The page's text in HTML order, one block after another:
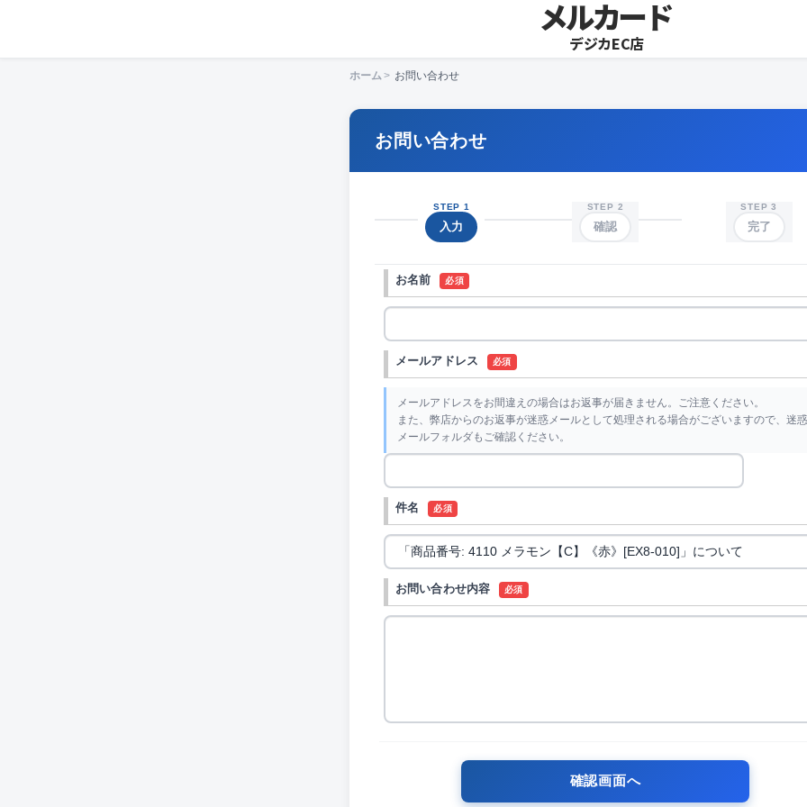
メルカード
デジカEC店
ホーム> お問い合わせ
お問い合わせ
STEP 1
入力
STEP 2
確認
STEP 3
完了
お名前 必須
メールアドレス 必須
メールアドレスをお間違えの場合はお返事が届きません。ご注意ください。
また、弊店からのお返事が迷惑メールとして処理される場合がございますので、迷惑
メールフォルダもご確認ください。
件名 必須
お問い合わせ内容 必須
確認画面へ